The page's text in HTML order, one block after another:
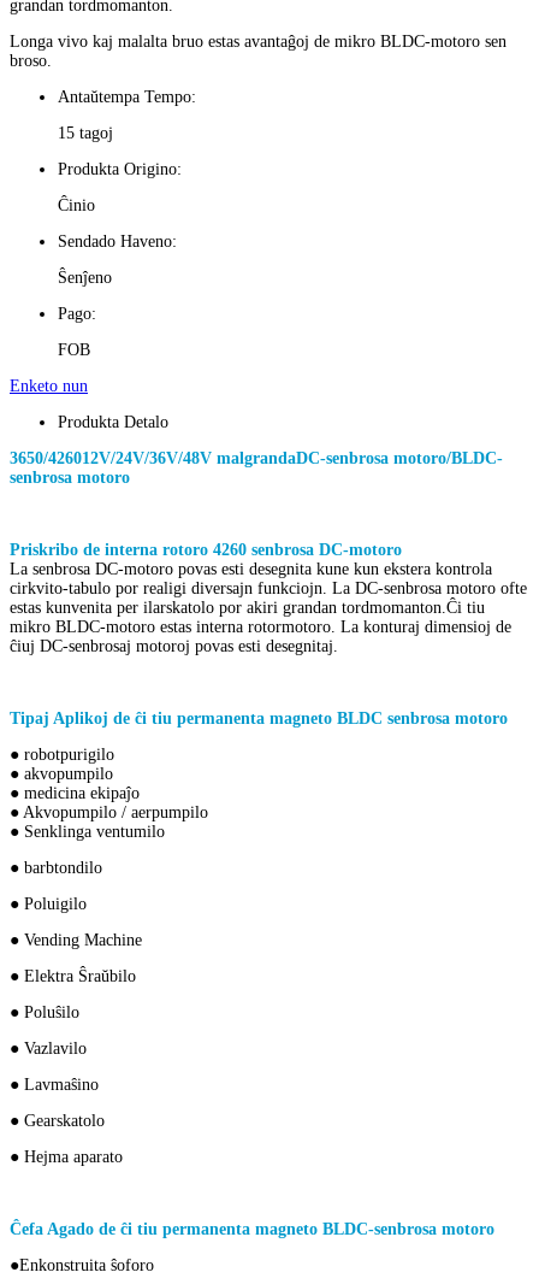
grandan tordmomanton.
Longa vivo kaj malalta bruo estas avantaĝoj de mikro BLDC-motoro sen
broso.
Antaŭtempa Tempo:
15 tagoj
Produkta Origino:
Ĉinio
Sendado Haveno:
Ŝenĵeno
Pago:
FOB
Enketo nun
Produkta Detalo
3650/426012V/24V/36V/48V malgrandaDC-senbrosa motoro/BLDC-
senbrosa motoro
Priskribo de interna rotoro 4260 senbrosa DC-motoro
La senbrosa DC-motoro povas esti desegnita kune kun ekstera kontrola
cirkvito-tabulo por realigi diversajn funkciojn. La DC-senbrosa motoro ofte
estas kunvenita per ilarskatolo por akiri grandan tordmomanton.Ĉi tiu
mikro BLDC-motoro estas interna rotormotoro. La konturaj dimensioj de
ĉiuj DC-senbrosaj motoroj povas esti desegnitaj.
Tipaj Aplikoj de ĉi tiu permanenta magneto BLDC senbrosa motoro
● robotpurigilo
● akvopumpilo
● medicina ekipaĵo
● Akvopumpilo / aerpumpilo
● Senklinga ventumilo
● barbtondilo
● Poluigilo
● Vending Machine
● Elektra Ŝraŭbilo
● Poluŝilo
● Vazlavilo
● Lavmaŝino
● Gearskatolo
● Hejma aparato
Ĉefa Agado de ĉi tiu permanenta magneto BLDC-senbrosa motoro
●Enkonstruita ŝoforo